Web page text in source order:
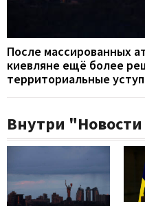
После массированных
киевляне ещё более
территориальные
Внутри